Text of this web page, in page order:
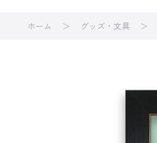
ホーム グッズ・文具